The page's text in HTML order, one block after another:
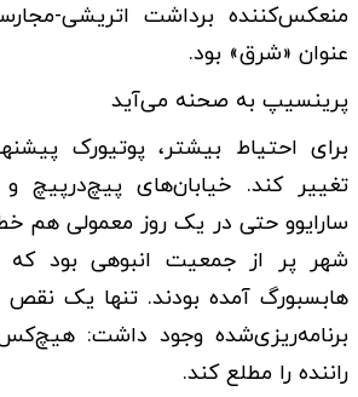
منعکس‌کننده برداشت اتریشی-
عنوان «شرق» بود.
پرینسیپ به صحنه می‌آید
برای احتیاط بیشتر، پوتیورک
تغییر کند. خیابان‌های پیچ‌درپیچ
سارایوو حتی در یک روز معمولی هم
شهر پر از جمعیت انبوهی بود که
هابسبورگ آمده بودند. تنها یک
برنامه‌ریزی‌شده وجود داشت:
راننده را مطلع کند.